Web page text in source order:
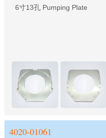
6寸13孔 Pumping Plate
4020-01061